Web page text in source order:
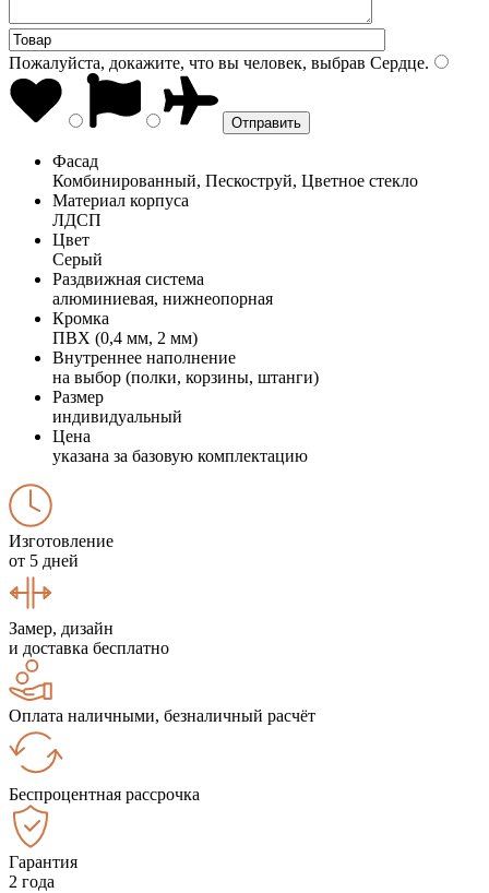
Пожалуйста, докажите, что вы человек, выбрав Сердце.
Фасад
Комбинированный, Пескоструй, Цветное стекло
Материал корпуса
ЛДСП
Цвет
Серый
Раздвижная система
алюминиевая, нижнеопорная
Кромка
ПВХ (0,4 мм, 2 мм)
Внутреннее наполнение
на выбор (полки, корзины, штанги)
Размер
индивидуальный
Цена
указана за базовую комплектацию
Изготовление
от 5 дней
Замер, дизайн
и доставка бесплатно
Оплата наличными, безналичный расчёт
Беспроцентная рассрочка
Гарантия
2 года